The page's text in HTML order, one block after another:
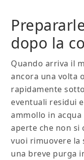
dopo la
Quando arriva il
ancora una volta
rapidamente
eventuali residui
ammollo in
aperte che non si
vuoi rimuovere la
una breve purga